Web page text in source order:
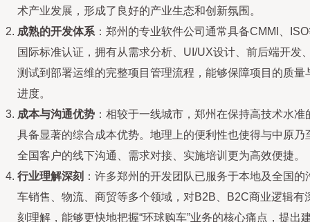
术产业发展，形成了良好的产业生态和创新氛围。
成熟的开发体系 ：郑州的专业软件公司通常具备CMMI、
国际标准认证，拥有从需求分析、UI/UX设计、前后端开发
测试到部署运维的完整项目管理流程，能够保障项目的质量
进度。
成本与沟通优势 ：相较于一线城市，郑州在保持高技术水准
具备显著的综合成本优势。地理上的便利性也使得与中原乃
全国客户的线下沟通、需求对接、实施培训更为高效便捷。
行业理解深刻 ：许多郑州的开发团队已服务于本地及全国的
车销售、物流、商贸等多个领域，对B2B、B2C商业逻辑有
刻理解，能够更快地把握“环球购车”业务的核心痛点，提出